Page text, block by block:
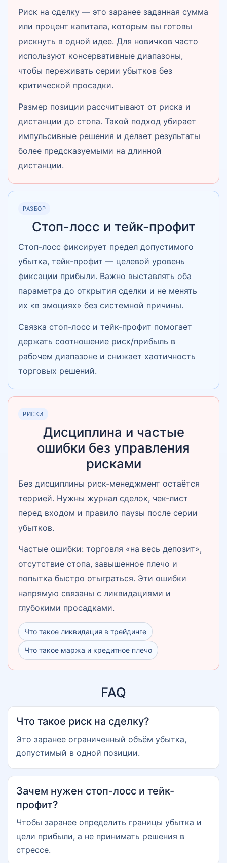
Риск на сделку — это заранее заданная сумма
или процент капитала, которым вы готовы
рискнуть в одной идее. Для новичков часто
используют консервативные диапазоны,
чтобы переживать серии убытков без
критической просадки.
Размер позиции рассчитывают от риска и
дистанции до стопа. Такой подход убирает
импульсивные решения и делает результаты
более предсказуемыми на длинной
дистанции.
РАЗБОР
Стоп-лосс и тейк-профит
Стоп-лосс фиксирует предел допустимого
убытка, тейк-профит — целевой уровень
фиксации прибыли. Важно выставлять оба
параметра до открытия сделки и не менять
их «в эмоциях» без системной причины.
Связка стоп-лосс и тейк-профит помогает
держать соотношение риск/прибыль в
рабочем диапазоне и снижает хаотичность
торговых решений.
РИСКИ
Дисциплина и частые
ошибки без управления
рисками
Без дисциплины риск-менеджмент остаётся
теорией. Нужны журнал сделок, чек-лист
перед входом и правило паузы после серии
убытков.
Частые ошибки: торговля «на весь депозит»,
отсутствие стопа, завышенное плечо и
попытка быстро отыграться. Эти ошибки
напрямую связаны с ликвидациями и
глубокими просадками.
Что такое ликвидация в трейдинге
Что такое маржа и кредитное плечо
FAQ
Что такое риск на сделку?
Это заранее ограниченный объём убытка,
допустимый в одной позиции.
Зачем нужен стоп-лосс и тейк-
профит?
Чтобы заранее определить границы убытка и
цели прибыли, а не принимать решения в
стрессе.